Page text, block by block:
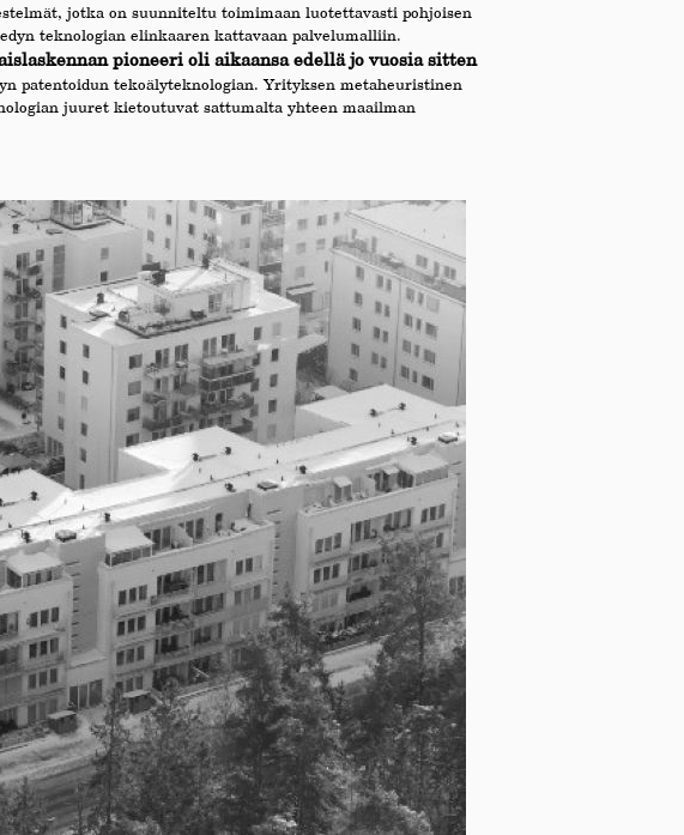
jotka on suunniteltu toimimaan luotettavasti pohjoisen
teknologian elinkaaren kattavaan palvelumalliin.
pioneeri oli aikaansa edellä jo vuosia sitten
patentoidun tekoälyteknologian. Yrityksen metaheuristinen
juuret kietoutuvat sattumalta yhteen maailman